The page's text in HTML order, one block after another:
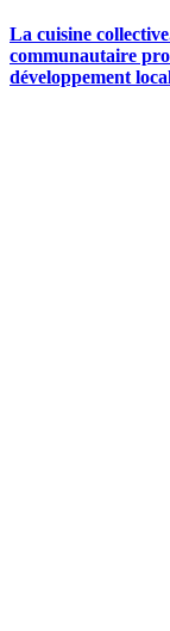
La cuisine
communautaire
développement